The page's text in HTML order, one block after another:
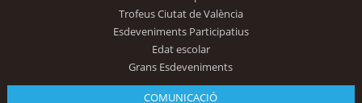
Trofeus Ciutat de València
Esdeveniments Participatius
Edat escolar
Grans Esdeveniments
COMUNICACIÓ